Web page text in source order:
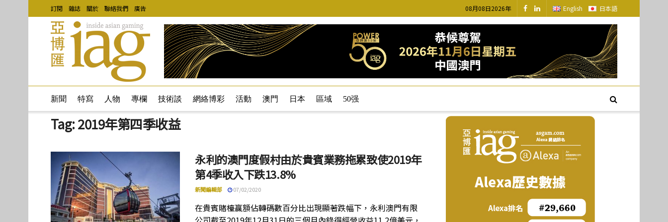
訂閱 雜誌 關於 聯絡我們 廣告 08月08日2026年 English 日本語
新聞 特寫 人物 專欄 技術談 網絡博彩 活動 澳門 日本 區域 50强
Tag:2019年第四季收益
永利的澳門度假村由於貴賓業務拖累致使2019年
第4季收入下跌13.8%
新聞編輯部 07/02/2020
在貴賓賭檯贏額佔轉碼數百分比出現顯著跌幅下，永利澳門有限